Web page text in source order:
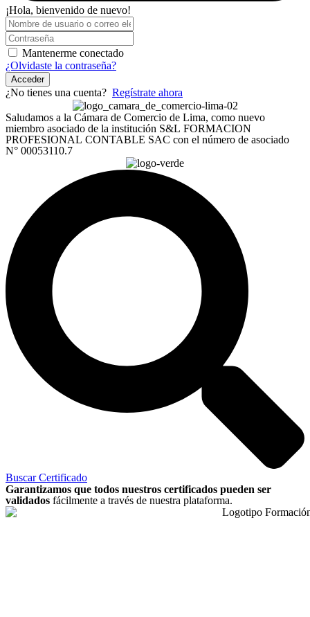
¡Hola, bienvenido de nuevo!
Mantenerme conectado
¿Olvidaste la contraseña?
Acceder
¿No tienes una cuenta? Regístrate ahora
Saludamos a la Cámara de Comercio de Lima, como nuevo
miembro asociado de la institución S&L FORMACION
PROFESIONAL CONTABLE SAC con el número de asociado
N° 00053110.7
Buscar Certificado
Garantizamos que todos nuestros certificados pueden ser
validados fácilmente a través de nuestra plataforma.